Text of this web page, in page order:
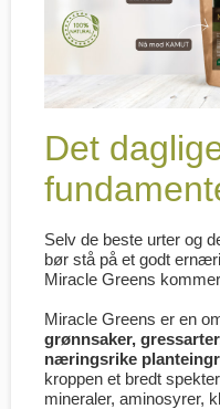
Det
Selv de beste urter og
bør stå på et godt
Miracle Greens
Miracle Greens er en
grønnsaker,
næringsrike
kroppen et bredt
mineraler, aminosyrer,